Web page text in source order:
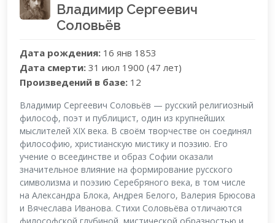
Владимир Сергеевич
Соловьёв
Дата рождения: 16 янв 1853
Дата смерти: 31 июл 1900 (47 лет)
Произведений в базе: 12
Владимир Сергеевич Соловьёв — русский религиозный
философ, поэт и публицист, один из крупнейших
мыслителей XIX века. В своём творчестве он соединял
философию, христианскую мистику и поэзию. Его
учение о всеединстве и образ Софии оказали
значительное влияние на формирование русского
символизма и поэзию Серебряного века, в том числе
на Александра Блока, Андрея Белого, Валерия Брюсова
и Вячеслава Иванова. Стихи Соловьёва отличаются
философской глубиной, мистической образностью и